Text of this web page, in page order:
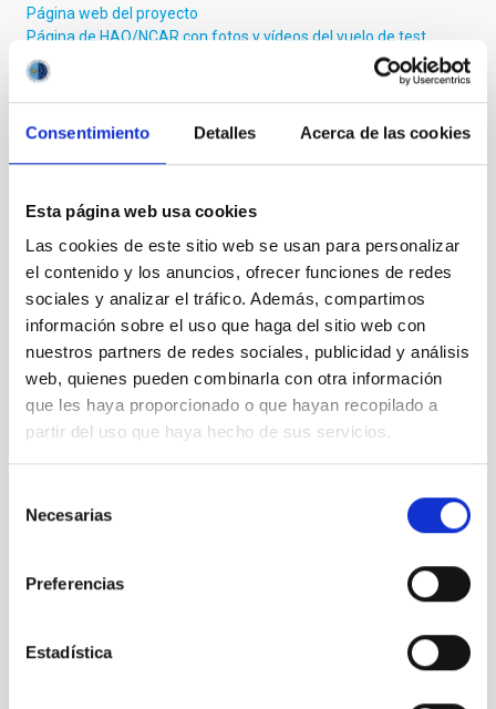
Consentimiento Detalles Acerca de las cookies
Esta página web usa cookies
Las cookies de este sitio web se usan para personalizar
el contenido y los anuncios, ofrecer funciones de redes
sociales y analizar el tráfico. Además, compartimos
información sobre el uso que haga del sitio web con
nuestros partners de redes sociales, publicidad y análisis
web, quienes pueden combinarla con otra información
que les haya proporcionado o que hayan recopilado a
partir del uso que haya hecho de sus servicios.
Necesarias
Preferencias
Estadística
Página web del proyecto
Página de HAO/NCAR con fotos y vídeos del vuelo de test
NASA
Vídeos del lanzamiento de Sunrise en youtube:
http://www.youtube.com/watch?v=PFRGqR2kJMQ
http://www.youtube.com/watch?v=pX95h5r8Xwg
Más imágenes y vídeos en alta resolución del lanzamiento
de Sunrise:
Centro Espacial Esrange
En su utilización, añadir siempre los créditos siguientes: autor
(si especificado)/SCS
Contacto:
Annia Domènech
Teléfono: 004698072260 / 0033670505630
Correo electrónico:annia[at]iac.es(annia[at]iac[dot]es)/annia
PRESS RELEASE